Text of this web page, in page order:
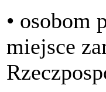
• osobom
miejsce